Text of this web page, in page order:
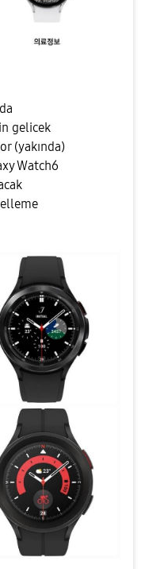
gelicek
(yakında)
Watch6